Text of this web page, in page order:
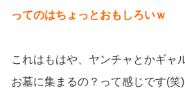
ってのはちょっとおもしろいｗ
これはもはや、ヤンチャとかギャ
お墓に集まるの？って感じです(笑)